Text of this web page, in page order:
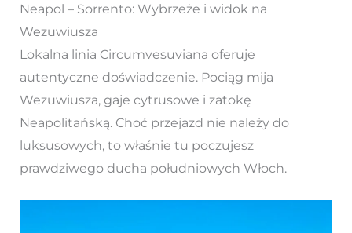
Neapol – Sorrento: Wybrzeże i widok na
Wezuwiusza
Lokalna linia Circumvesuviana oferuje
autentyczne doświadczenie. Pociąg mija
Wezuwiusza, gaje cytrusowe i zatokę
Neapolitańską. Choć przejazd nie należy do
luksusowych, to właśnie tu poczujesz
prawdziwego ducha południowych Włoch.